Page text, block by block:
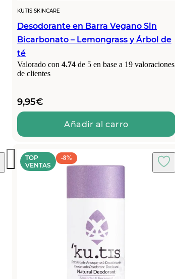
KUTIS SKINCARE
Desodorante en Barra Vegano Sin
Bicarbonato – Lemongrass y Árbol de
té
Valorado con 4.74 de 5 en base a 19 valoraciones
de clientes
9,95€
Añadir al carro
TOP
VENTAS
-8%